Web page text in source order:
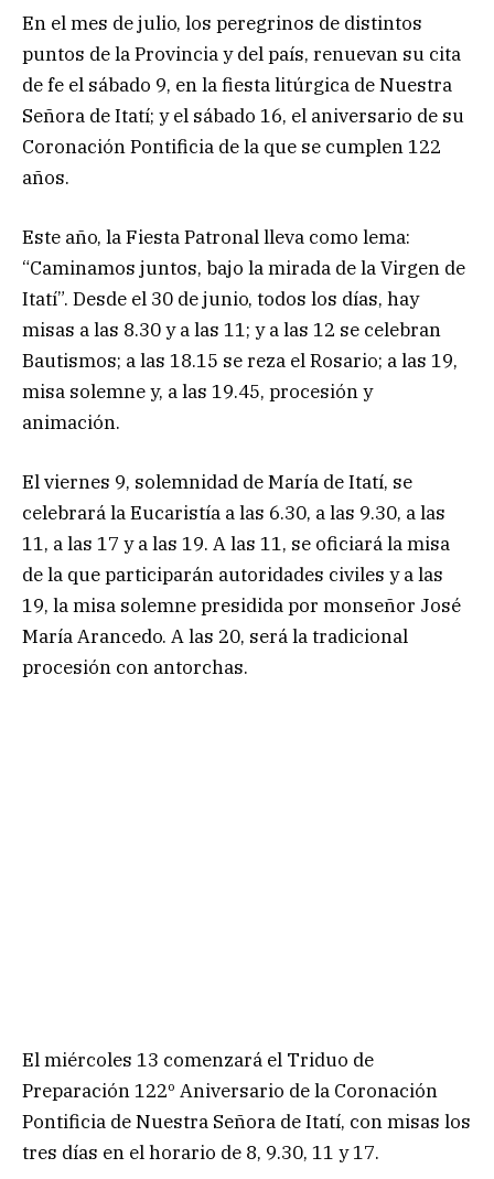
En el mes de julio, los peregrinos de distintos
puntos de la Provincia y del país, renuevan su cita
de fe el sábado 9, en la fiesta litúrgica de Nuestra
Señora de Itatí; y el sábado 16, el aniversario de su
Coronación Pontificia de la que se cumplen 122
años.
Este año, la Fiesta Patronal lleva como lema:
“Caminamos juntos, bajo la mirada de la Virgen de
Itatí”. Desde el 30 de junio, todos los días, hay
misas a las 8.30 y a las 11; y a las 12 se celebran
Bautismos; a las 18.15 se reza el Rosario; a las 19,
misa solemne y, a las 19.45, procesión y
animación.
El viernes 9, solemnidad de María de Itatí, se
celebrará la Eucaristía a las 6.30, a las 9.30, a las
11, a las 17 y a las 19. A las 11, se oficiará la misa
de la que participarán autoridades civiles y a las
19, la misa solemne presidida por monseñor José
María Arancedo. A las 20, será la tradicional
procesión con antorchas.
El miércoles 13 comenzará el Triduo de
Preparación 122º Aniversario de la Coronación
Pontificia de Nuestra Señora de Itatí, con misas los
tres días en el horario de 8, 9.30, 11 y 17.